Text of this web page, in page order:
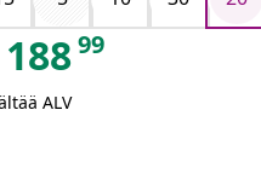
18899
ALV